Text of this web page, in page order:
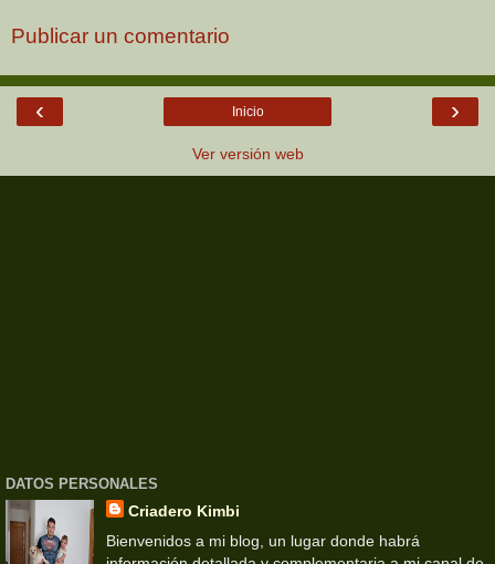
Publicar un comentario
‹ ›
Inicio
Ver versión web
DATOS PERSONALES
Criadero Kimbi
Bienvenidos a mi blog, un lugar donde habrá